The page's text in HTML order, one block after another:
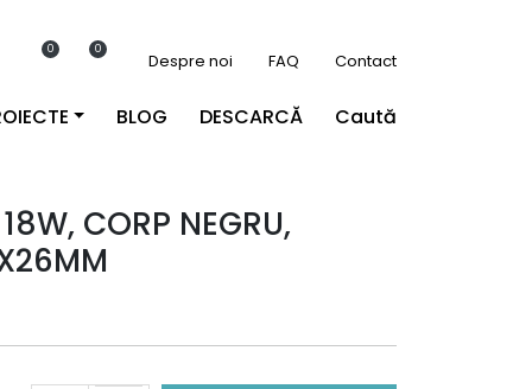
0 0
Despre noi FAQ Contact
BLOG DESCARCĂ Caută
CORP NEGRU,